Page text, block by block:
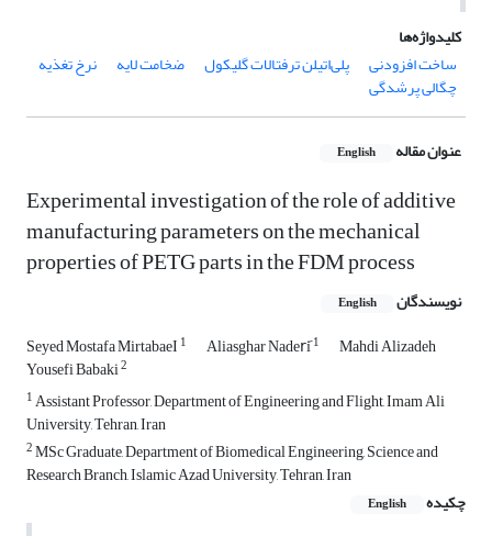
کلیدواژه‌ها
ساخت افزودنی
پلی‌اتیلن ترفتالات گلیکول ضخامت لایه نرخ تغذیه
چگالی پرشدگی
عنوان مقاله English
Experimental investigation of the role of additive
manufacturing parameters on the mechanical
properties of PETG parts in the FDM process
نویسندگان English
Seyed Mostafa MirtabaeI 1 Aliasghar Naderَi1 Mahdi Alizadeh
Yousefi Babaki2
1Assistant Professor, Department of Engineering and Flight, Imam Ali
University, Tehran, Iran
2MSc Graduate, Department of Biomedical Engineering, Science and
Research Branch, Islamic Azad University, Tehran, Iran
چکیده
English